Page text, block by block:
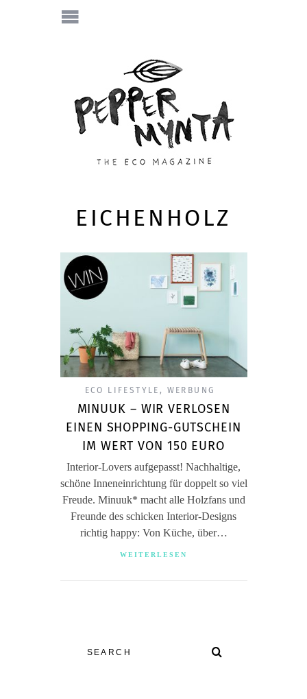
EICHENHOLZ
ECO LIFESTYLE , WERBUNG
MINUUK – WIR VERLOSEN
EINEN SHOPPING-GUTSCHEIN
IM WERT VON 150 EURO
Interior-Lovers aufgepasst! Nachhaltige,
schöne Inneneinrichtung für doppelt so viel
Freude. Minuuk* macht alle Holzfans und
Freunde des schicken Interior-Designs
richtig happy: Von Küche, über…
WEITERLESEN